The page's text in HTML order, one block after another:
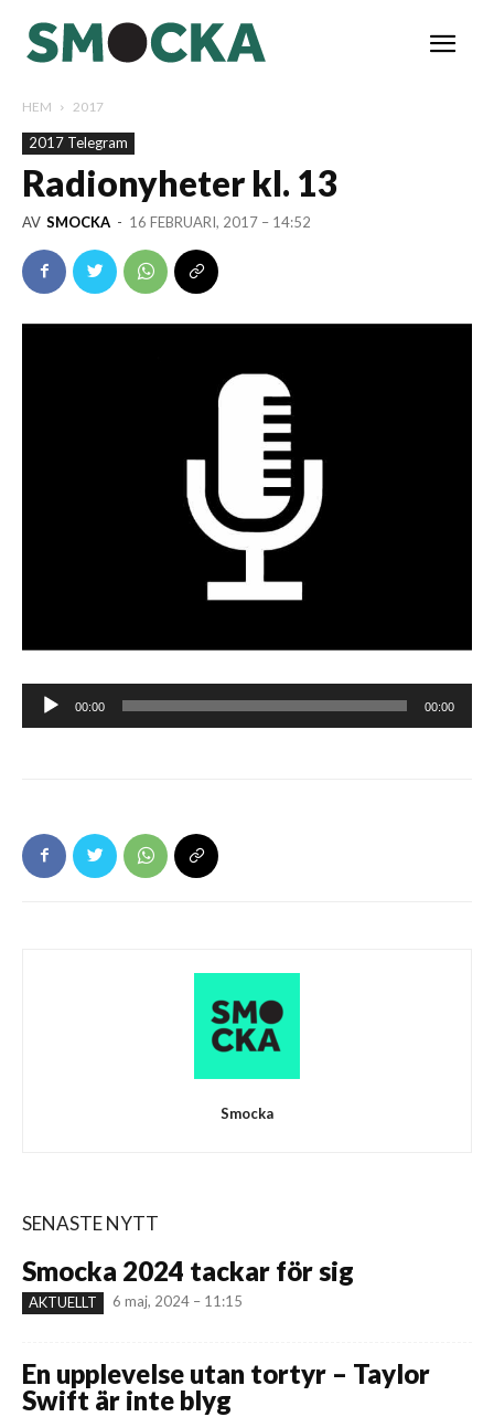
HEM 2017
2017 Telegram
Radionyheter kl. 13
AV SMOCKA - 16 FEBRUARI, 2017 – 14:52
Ljudspelare
00:00 00:00
Smocka
SENASTE NYTT
Smocka 2024 tackar för sig
AKTUELLT 6 maj, 2024 – 11:15
En upplevelse utan tortyr – Taylor
Swift är inte blyg